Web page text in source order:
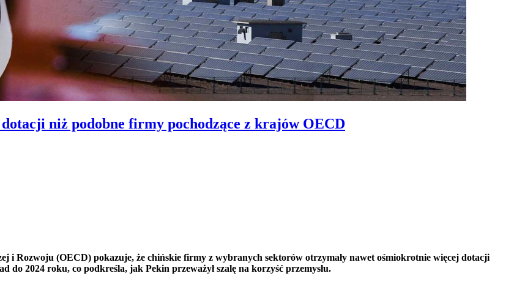
niż podobne firmy pochodzące z krajów OECD
i Rozwoju (OECD) pokazuje, że chińskie firmy z wybranych sektorów otrzymały nawet ośmiokrotnie więcej dotacji
2024 roku, co podkreśla, jak Pekin przeważył szalę na korzyść przemysłu.